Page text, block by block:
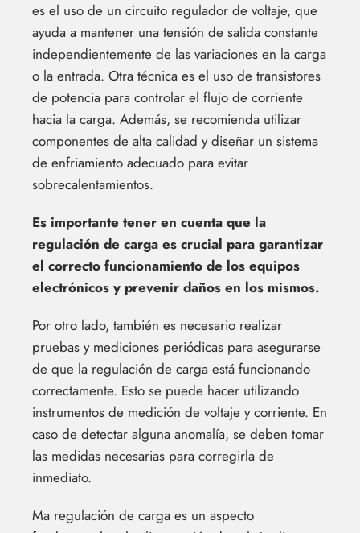
es el uso de un circuito regulador de voltaje, que
ayuda a mantener una tensión de salida constante
independientemente de las variaciones en la carga
o la entrada. Otra técnica es el uso de transistores
de potencia para controlar el flujo de corriente
hacia la carga. Además, se recomienda utilizar
componentes de alta calidad y diseñar un sistema
de enfriamiento adecuado para evitar
sobrecalentamientos.
Es importante tener en cuenta que la
regulación de carga es crucial para garantizar
el correcto funcionamiento de los equipos
electrónicos y prevenir daños en los mismos.
Por otro lado, también es necesario realizar
pruebas y mediciones periódicas para asegurarse
de que la regulación de carga está funcionando
correctamente. Esto se puede hacer utilizando
instrumentos de medición de voltaje y corriente. En
caso de detectar alguna anomalía, se deben tomar
las medidas necesarias para corregirla de
inmediato.
Ma regulación de carga es un aspecto